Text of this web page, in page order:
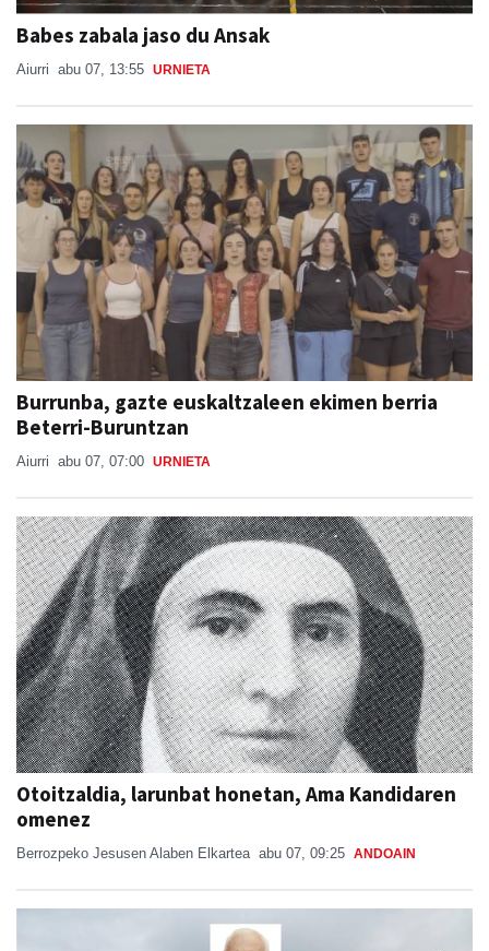
Babes zabala jaso du Ansak
Aiurri abu 07, 13:55 URNIETA
Burrunba, gazte euskaltzaleen ekimen berria
Beterri-Buruntzan
Aiurri abu 07, 07:00 URNIETA
Otoitzaldia, larunbat honetan, Ama Kandidaren
omenez
Berrozpeko Jesusen Alaben Elkartea abu 07, 09:25 ANDOAIN